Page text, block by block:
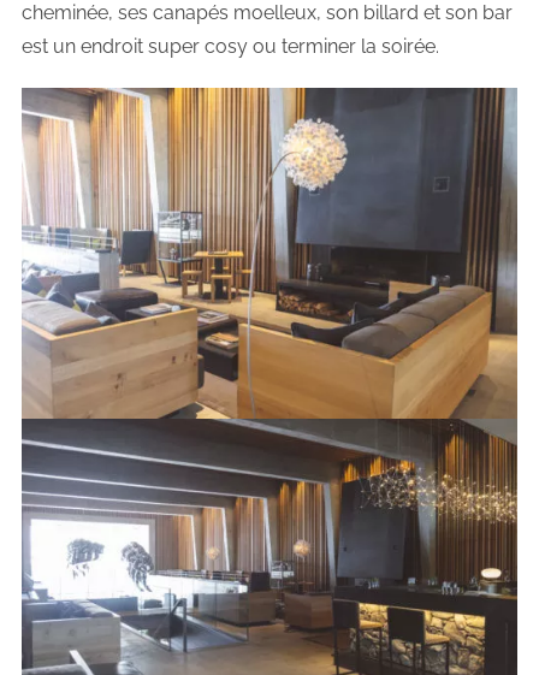
cheminée, ses canapés moelleux, son billard et son bar
est un endroit super cosy ou terminer la soirée.